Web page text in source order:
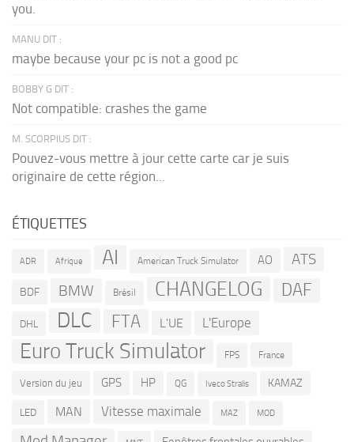
you.
MANU DIT :
maybe because your pc is not a good pc
BOBBY G DIT :
Not compatible: crashes the game
M. SCORPIUS DIT :
Pouvez-vous mettre à jour cette carte car je suis
originaire de cette région...
ÉTIQUETTES
ADR Afrique AI American Truck Simulator AO ATS
BDF BMW Brésil CHANGELOG DAF
DHL DLC FTA L'UE L'Europe
Euro Truck Simulator FPS France
Version du jeu GPS HP QG Iveco Stralis KAMAZ
LED MAN Vitesse maximale MAZ MOD